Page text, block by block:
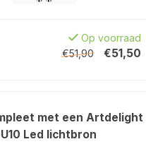
Op voorraad
€51,90
€51,50
met een Artdelight
Led lichtbron